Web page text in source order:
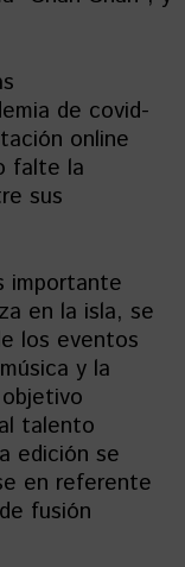
de covid-
online
falte la
sus
importante
en la isla, se
los eventos
y la
talento
edición se
en referente
fusión